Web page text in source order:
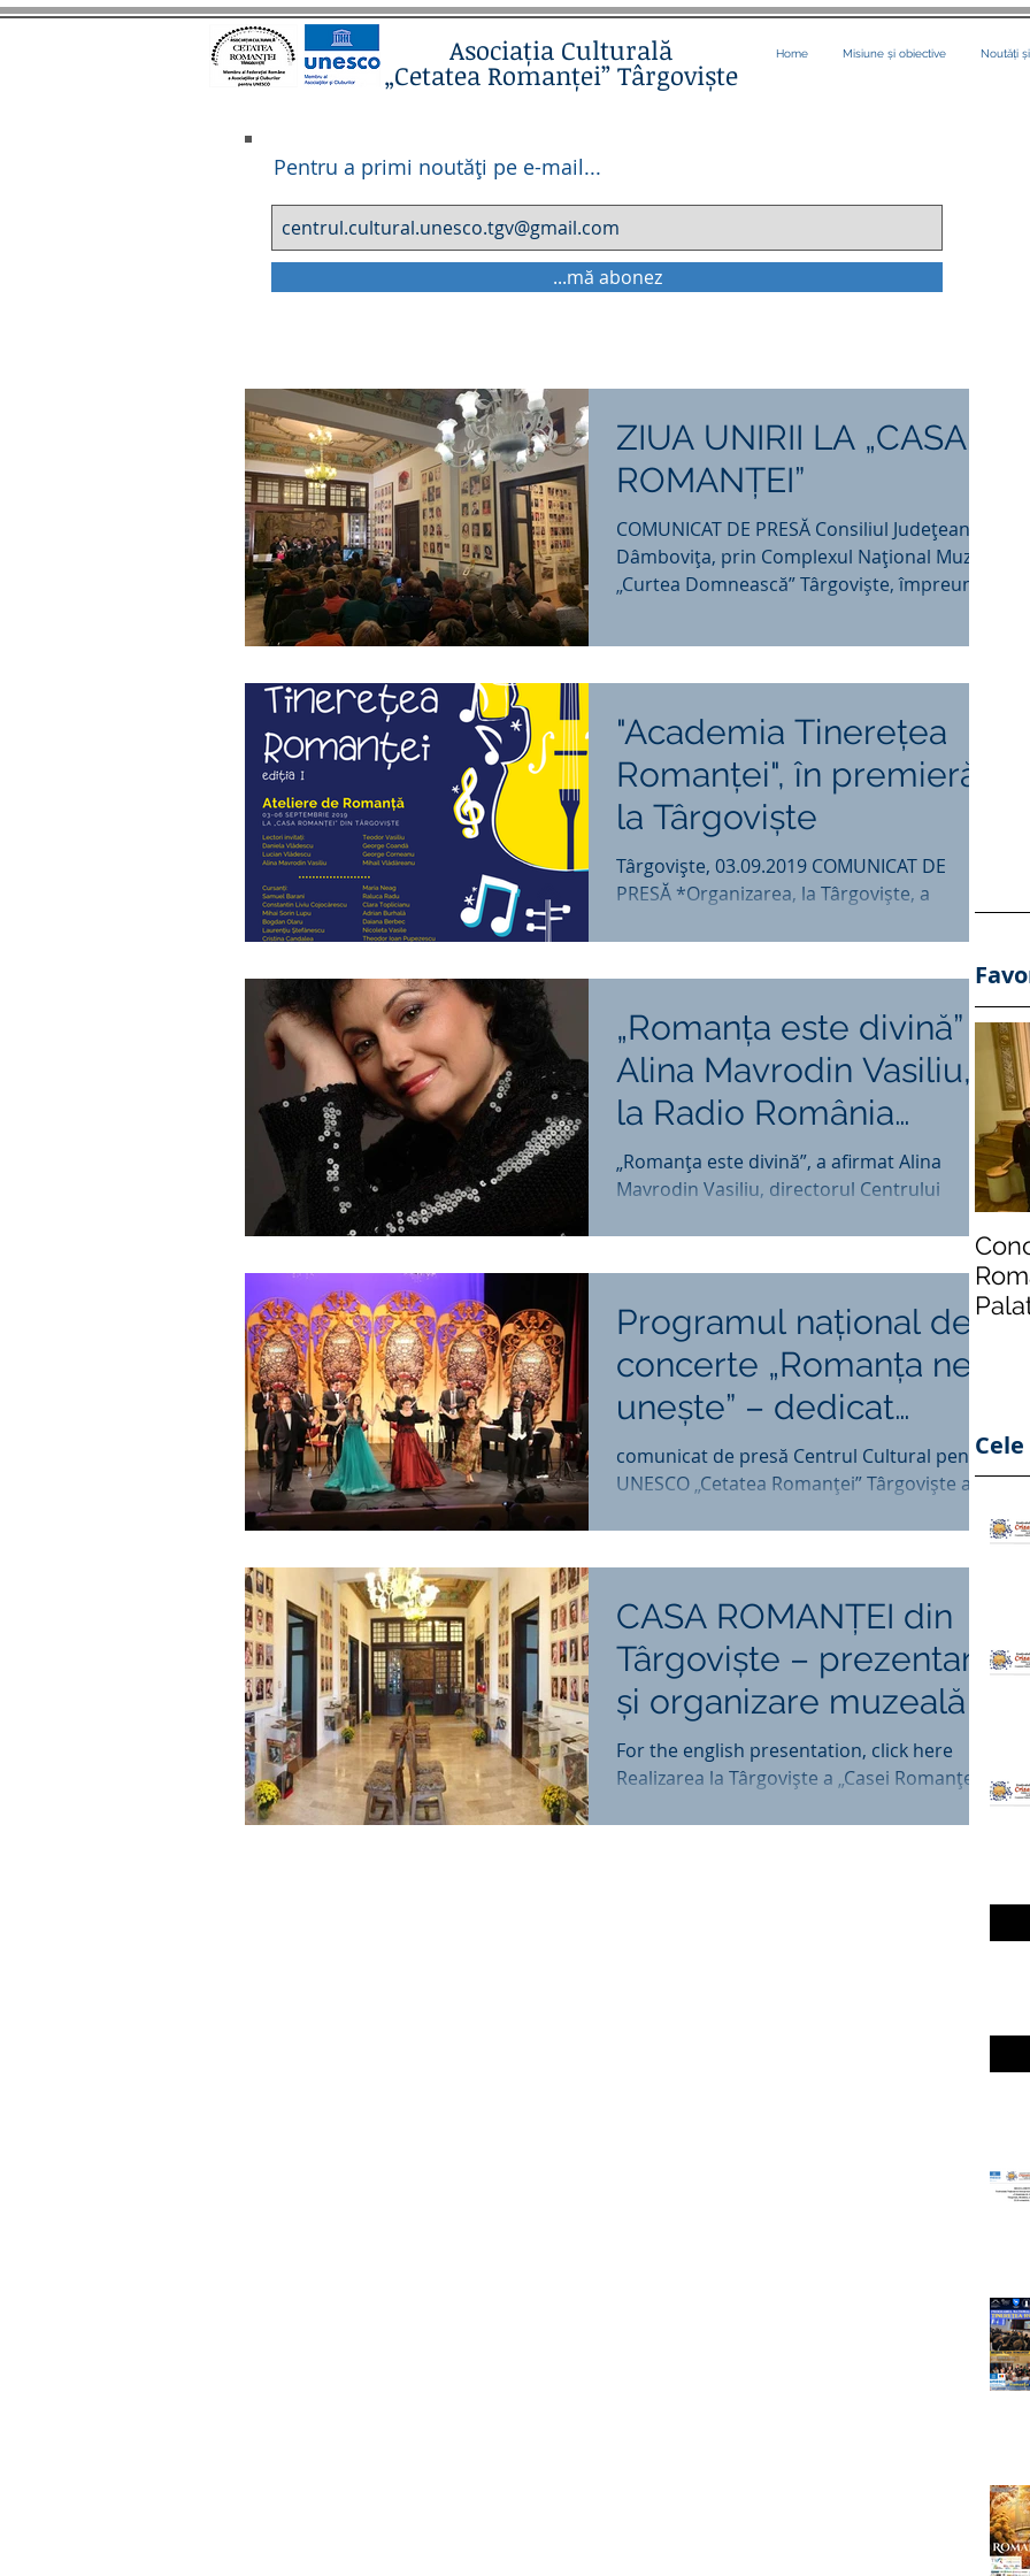
Asociația Culturală
„Cetatea Romanței” Târgoviște
Home Misiune și obiective Noutăți
Pentru a primi noutăți pe e-mail...
...mă abonez
ZIUA UNIRII LA „CASA
ROMANȚEI”
COMUNICAT DE PRESĂ Consiliul Judeţean
Dâmboviţa, prin Complexul Naţional Muzeal
„Curtea Domnească” Târgovişte, împreună
"Academia Tinerețea
Romanței", în premieră
la Târgoviște
Târgoviște, 03.09.2019 COMUNICAT DE
PRESĂ *Organizarea, la Târgoviște, a
Programului Național...
„Romanța este divină” -
Alina Mavrodin Vasiliu,
la Radio România
Cultural
„Romanța este divină”, a afirmat Alina
Mavrodin Vasiliu, directorul Centrului
Romanței” Târgoviște, la...
Programul naţional de
concerte „Romanţa ne
uneşte” – dedicat
celebrării Centenarului
Marii Uniri de
comunicat de presă Centrul Cultural pentru
UNESCO „Cetatea Romanţei” Târgovişte a
CONCERTE „ROMANŢA NE...
CASA ROMANȚEI din
Târgoviște – prezentare
și organizare muzeală
For the english presentation, click here
Realizarea la Târgoviște a „Casei Romanței”
Centrul...